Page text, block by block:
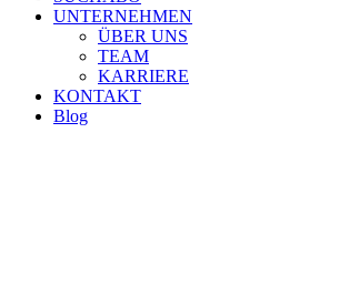
UNTERNEHMEN
ÜBER UNS
TEAM
KARRIERE
KONTAKT
Blog